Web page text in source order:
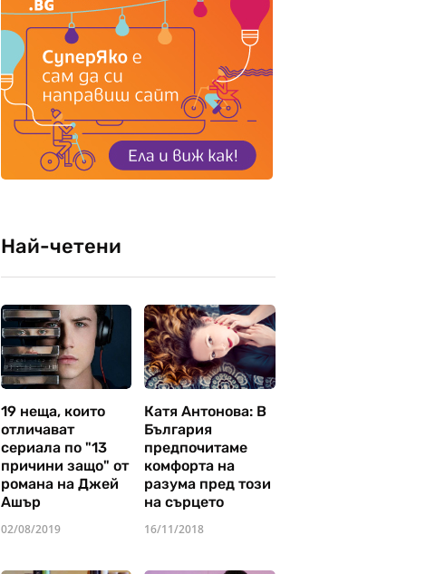
Най-четени
19 неща, които
отличават
сериала по "13
причини защо" от
романа на Джей
Ашър
02/08/2019
Катя Антонова: В
България
предпочитаме
комфорта на
разума пред този
на сърцето
16/11/2018